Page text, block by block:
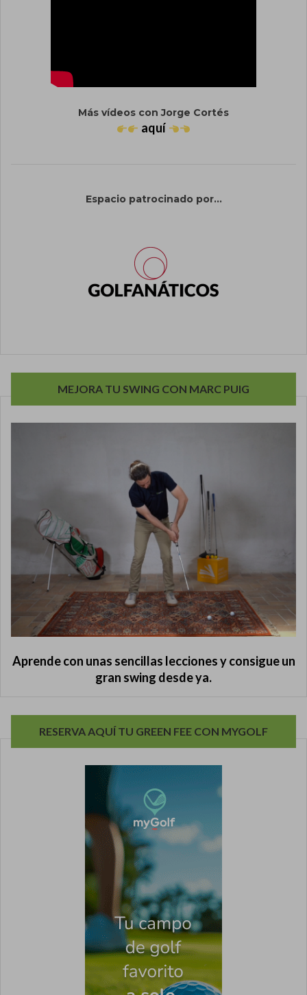
Más vídeos con Jorge Cortés
aquí
Espacio patrocinado por...
MEJORA TU SWING CON MARC PUIG
Aprende con unas sencillas lecciones y consigue un
gran swing desde ya.
RESERVA AQUÍ TU GREEN FEE CON MYGOLF